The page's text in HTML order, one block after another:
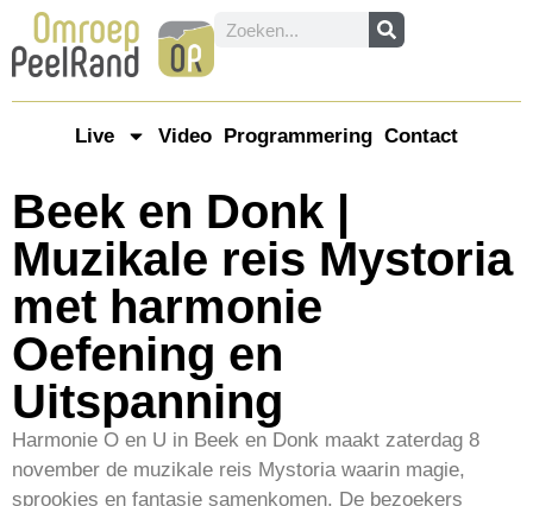
Live Video Programmering Contact
Beek en Donk |
Muzikale reis Mystoria
met harmonie
Oefening en
Uitspanning
Harmonie O en U in Beek en Donk maakt zaterdag 8
november de muzikale reis Mystoria waarin magie,
sprookjes en fantasie samenkomen. De bezoekers